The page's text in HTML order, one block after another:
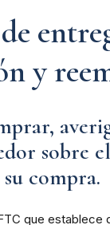
y
sobre
compra.
que establece